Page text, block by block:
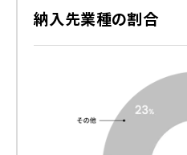
納入先業種の割合